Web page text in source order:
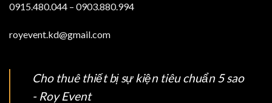
0915.480.044 – 0903.880.994
royevent.kd@gmail.com
Cho thuê thiết bị sự kiện tiêu chuẩn 5 sao
- Roy Event